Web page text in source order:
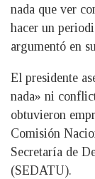
nada que ver
hacer un
argumentó en
El presidente
nada» ni
obtuvieron
Comisión
Secretaría de
(SEDATU).